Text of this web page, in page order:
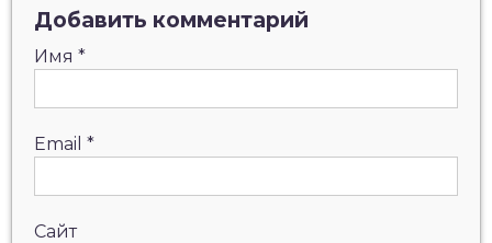
Добавить комментарий
Имя *
Email *
Сайт